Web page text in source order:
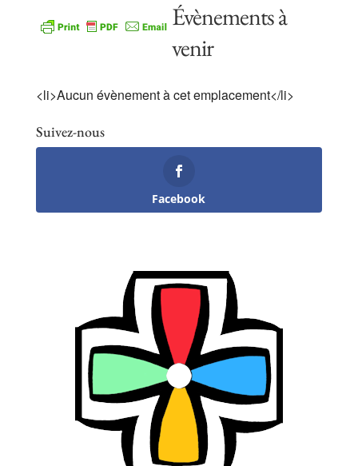
Évènements à
venir
<li>Aucun évènement à cet emplacement</li>
Suivez-nous
Facebook